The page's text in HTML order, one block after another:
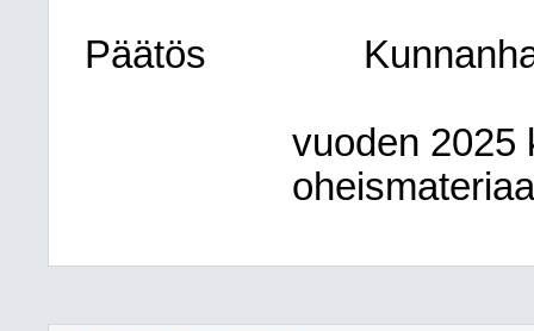
Päätös
vuoden 2025